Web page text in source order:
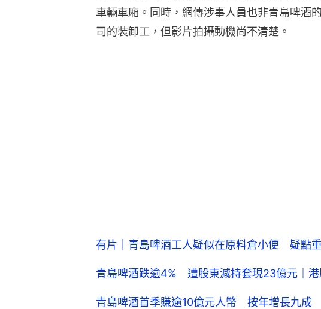
車輛車廂。同時，網傳涉事人員也非青島啤酒
司的裝卸工，但影片拍攝動機尚不清楚。
有片｜青島啤酒工人疑似在原料倉小便 疑點
青島啤酒跌逾4% 遭股東減持套現23億元｜港
青島啤酒首季賺逾10億元人幣 按年增長九成